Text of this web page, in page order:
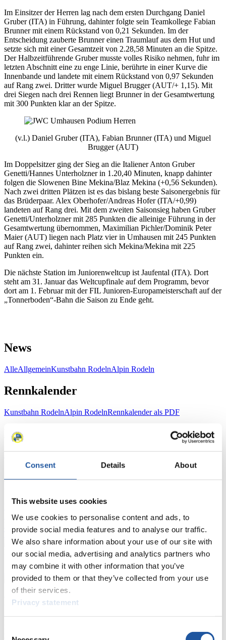
Consent Details About
This website uses cookies
We use cookies to personalise content and ads, to
provide social media features and to analyse our traffic.
We also share information about your use of our site with
our social media, advertising and analytics partners who
may combine it with other information that you’ve
provided to them or that they’ve collected from your use
of their services.
Privacy statement
Im Einsitzer der Herren lag nach dem ersten Durchgang Daniel
Gruber (ITA) in Führung, dahinter folgte sein Teamkollege Fabian
Brunner mit einem Rückstand von 0,21 Sekunden. Im der
Entscheidung zauberte Brunner einen Traumlauf aus dem Hut und
setzte sich mit einer Gesamtzeit von 2.28,58 Minuten an die Spitze.
Der Halbzeitführende Gruber musste volles Risiko nehmen, fuhr im
letzten Abschnitt eine zu enge Linie, berührte in einer Kurve die
Innenbande und landete mit einem Rückstand von 0,97 Sekunden
auf Rang zwei. Dritter wurde Miguel Brugger (AUT/+ 1,15). Mit
drei Siegen nach drei Rennen liegt Brunner in der Gesamtwertung
mit 300 Punkten klar an der Spitze.
(v.l.) Daniel Gruber (ITA), Fabian Brunner (ITA) und Miguel
Brugger (AUT)
Im Doppelsitzer ging der Sieg an die Italiener Anton Gruber
Genetti/Hannes Unterholzner in 1.20,40 Minuten, knapp dahinter
folgen die Slowenen Bine Mekina/Blaz Mekina (+0,56 Sekunden).
Nach zwei dritten Plätzen ist es das bislang beste Saisonergebnis für
das Brüderpaar. Alex Oberhofer/Andreas Hofer (ITA/+0,99)
landeten auf Rang drei. Mit dem zweiten Saisonsieg haben Gruber
Genetti/Unterholzner mit 285 Punkten die alleinige Führung in der
Gesamtwertung übernommen, Maximilian Pichler/Dominik Peter
Maier (AUT) liegen nach Platz vier in Umhausen mit 245 Punkten
auf Rang zwei, dahinter reihen sich Mekina/Mekina mit 225
Punkten ein.
Die nächste Station im Juniorenweltcup ist Jaufental (ITA). Dort
steht am 31. Januar das Weltcupfinale auf dem Programm, bevor
dort am 1. Februar mit der FIL Junioren-Europameisterschaft auf der
„Tonnerboden“-Bahn die Saison zu Ende geht.
News
AlleAllgemeinKunstbahn RodelnAlpin Rodeln
Rennkalender
Kunstbahn RodelnAlpin RodelnRennkalender als PDF
Ergebnisse
AktuellGesamtständeStatistiken
Live StreamingKunstbahnRodeln
RodelnHighlights YOG Gangwon 2024
Ergebnis-Live-Ticker Kunstbahn
Tippspiel
Naturbahn
Zielgruppen Anzeigen
Für Presse- und Medienvertreter
haben Zugriff auf Athletenbiographien und Informationen zu